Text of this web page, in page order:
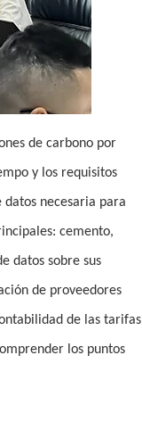
de carbono por
y los requisitos
necesaria para
cemento,
datos sobre sus
de proveedores
de las tarifas
los puntos